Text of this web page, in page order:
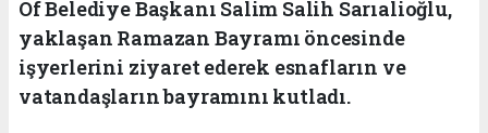
Of Belediye Başkanı Salim Salih Sarıalioğlu,
yaklaşan Ramazan Bayramı öncesinde
işyerlerini ziyaret ederek esnafların ve
vatandaşların bayramını kutladı.